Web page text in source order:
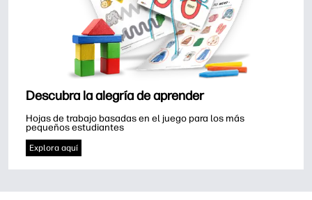
Descubra la alegría de aprender
Hojas de trabajo basadas en el juego para los más
pequeños estudiantes
Explora aquí